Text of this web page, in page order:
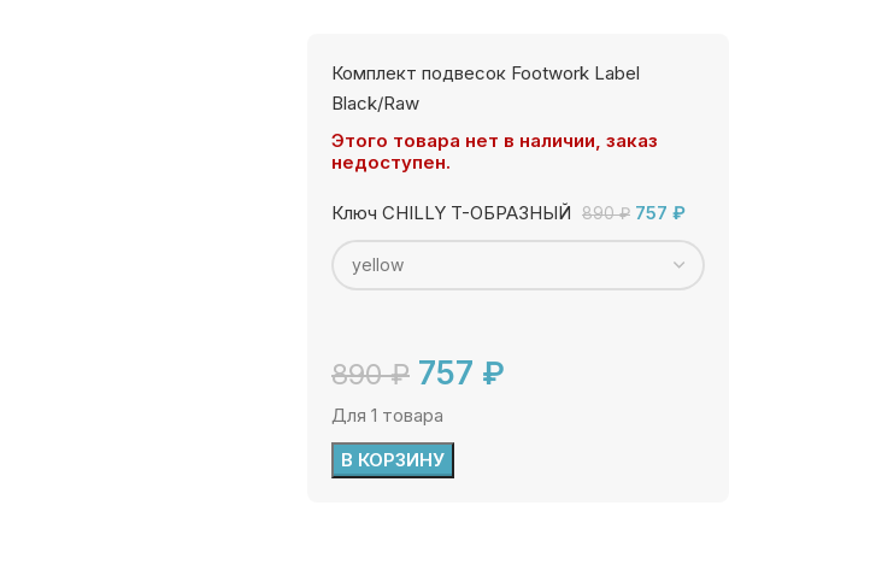
Комплект подвесок Footwork Label
Black/Raw
Этого товара нет в наличии, заказ
недоступен.
Ключ CHILLY T-ОБРАЗНЫЙ 890₽ 757 ₽
890₽ 757 ₽
Для 1 товара
В КОРЗИНУ